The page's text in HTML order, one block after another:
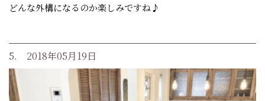
どんな外構になるのか楽しみですね♪
5. 2018年05月19日